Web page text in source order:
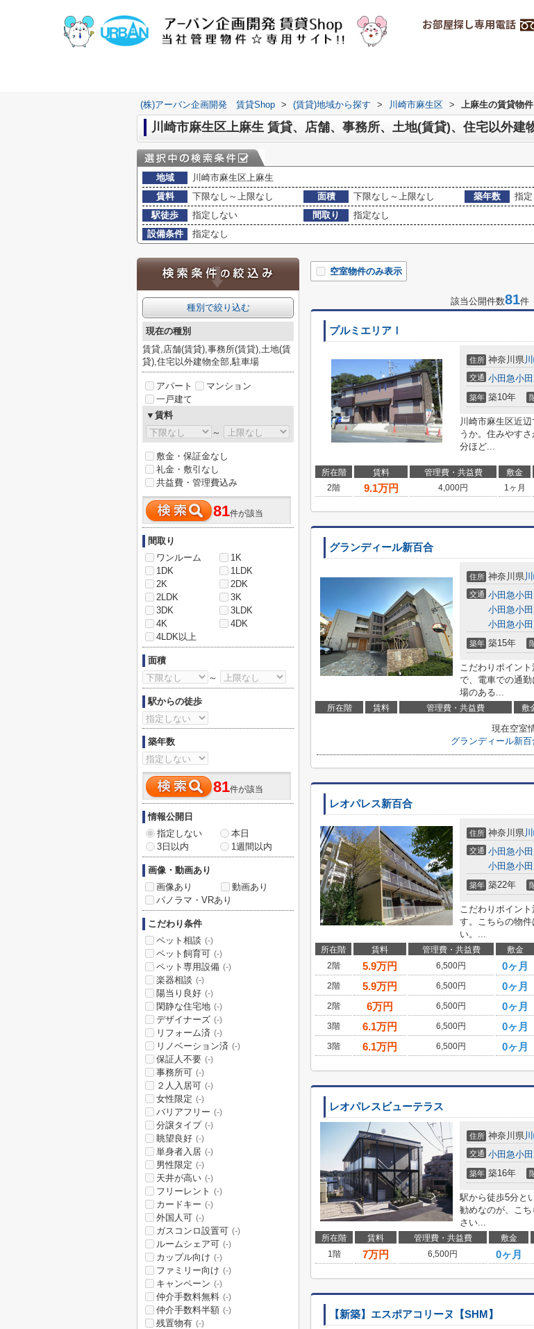
お部屋探し専用電話
(株)アーバン企画開発 賃貸Shop > (賃貸)地域から探す > 川崎市麻生区 > 上麻生の賃貸物件
川崎市麻生区上麻生 賃貸、店舗、事務所、土地(賃貸)、住宅以外建
地域
川崎市麻生区上麻生
賃料
下限なし～上限なし 面積 下限なし～上限なし 築年数
指
駅徒歩
指定しない 間取り
指定なし
設備条件
指定なし
空室物件のみ表示
該当公開件数81件
プルミエリアⅠ
住所 神奈川県
交通 小田急小
築年 築10年
川崎市麻生区近
うか。住みやす
分ほど...
所在階 賃料 管理費・共益費 敷金
2階
9.1万円 4,000円 1ヶ月
グランディール新百合
住所 神奈川県
交通 小田急小
小田急小
小田急小
築年 築15年
こだわりポイン
で、電車での通
場のある...
所在階 賃料 管理費・共益費 敷
現在空室
グランディール新
レオパレス新百合
住所 神奈川県
交通 小田急小
小田急小
築年 築22年
こだわりポイン
す。こちらの物
い。...
所在階 賃料 管理費・共益費 敷金
2階
5.9万円 6,500円 0ヶ月
2階
5.9万円 6,500円 0ヶ月
2階
6万円 6,500円 0ヶ月
3階
6.1万円 6,500円 0ヶ月
3階
6.1万円 6,500円 0ヶ月
レオパレスビューテラス
住所 神奈川県
交通 小田急小
築年 築16年
駅から徒歩5分と
勧めなのが、こ
さい...
所在階 賃料 管理費・共益費 敷金
1階
7万円 6,500円 0ヶ月
【新築】エスポアコリーヌ【SHM】
種別で絞り込む
現在の種別
賃貸,店舗(賃貸),事務所(賃貸),土地(賃
貸),住宅以外建物全部,駐車場
アパート
マンション
一戸建て
▼賃料
～
敷金・保証金なし
礼金・敷引なし
共益費・管理費込み
81件が該当
間取り
ワンルーム
1K
1DK
1LDK
2K
2DK
2LDK
3K
3DK
3LDK
4K
4DK
4LDK以上
面積
～
駅からの徒歩
築年数
81件が該当
情報公開日
指定しない
本日
3日以内
1週間以内
画像・動画あり
画像あり
動画あり
パノラマ・VRあり
こだわり条件
ペット相談 (-)
ペット飼育可 (-)
ペット専用設備 (-)
楽器相談 (-)
陽当り良好 (-)
閑静な住宅地 (-)
デザイナーズ (-)
リフォーム済 (-)
リノベーション済 (-)
保証人不要 (-)
事務所可 (-)
２人入居可 (-)
女性限定 (-)
バリアフリー (-)
分譲タイプ (-)
眺望良好 (-)
単身者入居 (-)
男性限定 (-)
天井が高い (-)
フリーレント (-)
カードキー (-)
外国人可 (-)
ガスコンロ設置可 (-)
ルームシェア可 (-)
カップル向け (-)
ファミリー向け (-)
キャンペーン (-)
仲介手数料無料 (-)
仲介手数料半額 (-)
残置物有 (-)